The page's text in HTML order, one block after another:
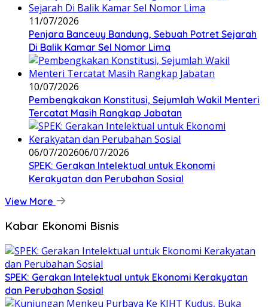
11/07/2026
Penjara Banceuy Bandung, Sebuah Potret Sejarah
Di Balik Kamar Sel Nomor Lima
10/07/2026
Pembengkakan Konstitusi, Sejumlah Wakil Menteri
Tercatat Masih Rangkap Jabatan
06/07/202606/07/2026
SPEK: Gerakan Intelektual untuk Ekonomi
Kerakyatan dan Perubahan Sosial
View More
Kabar Ekonomi Bisnis
SPEK: Gerakan Intelektual untuk Ekonomi Kerakyatan
dan Perubahan Sosial